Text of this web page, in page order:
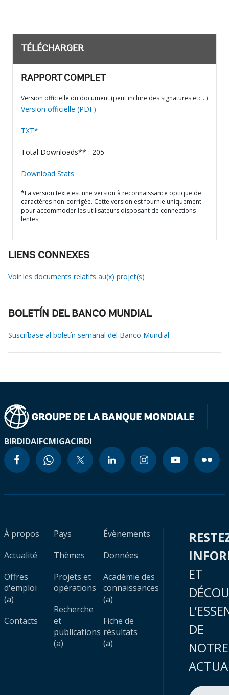
TÉLÉCHARGER
RAPPORT COMPLET
Version officielle du document (peut inclure des signatures etc…)
Version officielle (PDF)
TXT*
Total Downloads** : 205
Download Stats
*La version texte est une version à reconnaissance optique de
caractères non-corrigée. Cette version est fournie uniquement
pour accommoder les utilisateurs disposant de connections
lentes.
LIENS CONNEXES
Voir les documents relatifs au(x) projet(s)
BOLETÍN DEL BANCO MUNDIAL
Suscríbase al boletín semanal del Banco Mundial
BIRDIDAIFCMIGACIRDI
À propos
Actualité
Offres
d'emploi
(a)
Contacts
Pays
Thèmes
Projets et
opérations
Recherche
et
publications
(a)
Évènements
Données
Académie des
connaissances
(a)
Fiche de
résultats
(a)
ET
DE
NOTRE